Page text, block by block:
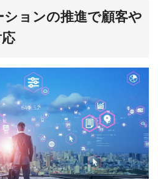
ョンの推進で顧客や